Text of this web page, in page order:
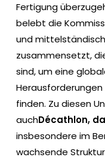
Fertigung
belebt die
und
zusammensetzt,
sind, um eine
finden. Zu diesen
auchDécathlon,
insbesondere im
wachsende